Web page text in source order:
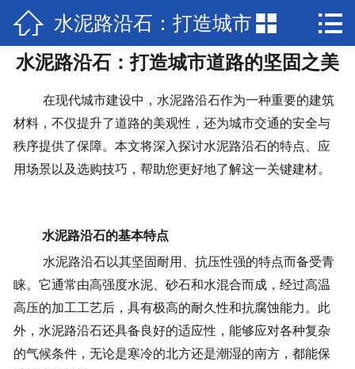
 网站首页
产品展示
新闻中心
检验报告
在线留言
联系我们
 水泥路沿石：打造城市
道路的坚固之美
 
水泥路沿石：打造城市道路的坚固之美
在现代城市建设中，水泥路沿石作为一种重要的建筑
材料，不仅提升了道路的美观性，还为城市交通的安全与
秩序提供了保障。本文将深入探讨水泥路沿石的特点、应
用场景以及选购技巧，帮助您更好地了解这一关键建材。
水泥路沿石的基本特点
水泥路沿石以其坚固耐用、抗压性强的特点而备受青
睐。它通常由高强度水泥、砂石和水混合而成，经过高温
高压的加工工艺后，具有极高的耐久性和抗腐蚀能力。 此
外，水泥路沿石还具备良好的适应性，能够应对各种复杂
的气候条件，无论是寒冷的北方还是潮湿的南方，都能保